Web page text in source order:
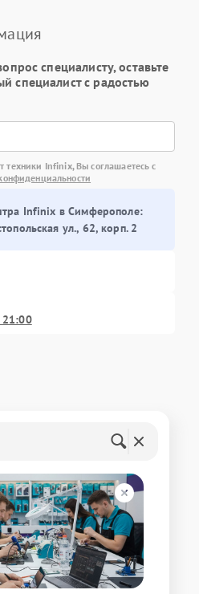
специалисту, оставьте
специалист с радостью
техники Infinix, Вы соглашаетесь с
Infinix в Симферополе:
ул., 62, корп. 2
21:00